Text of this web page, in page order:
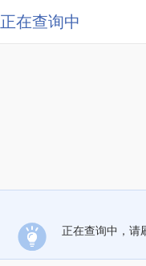
正在查询中
正在查询中，请